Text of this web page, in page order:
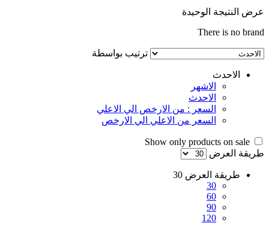
عرض النتيجة الوحيدة
There is no brand
ترتيب بواسطة
الاحدث
الاشهر
الاحدث
السعر : من الارخص الي الاعلي
السعر من الاعلي الي الارخص
طريقة العرض
طريقة العرض 30
30
60
90
120